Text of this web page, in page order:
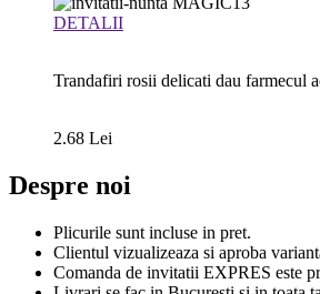
DETALII
Trandafiri rosii delicati dau farmecul
2.68 Lei
Despre noi
Plicurile sunt incluse in pret.
Clientul vizualizeaza si aproba
Comanda de invitatii EXPRES este